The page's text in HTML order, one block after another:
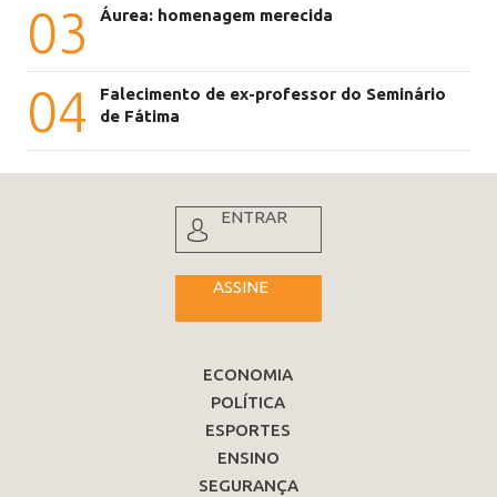
03 Áurea: homenagem merecida
04
Falecimento de ex-professor do Seminário
de Fátima
ENTRAR
ASSINE
ECONOMIA
POLÍTICA
ESPORTES
ENSINO
SEGURANÇA